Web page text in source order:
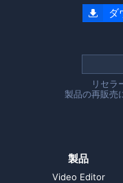
 ダ
リセラ
製品の再販売
製品
Video Editor